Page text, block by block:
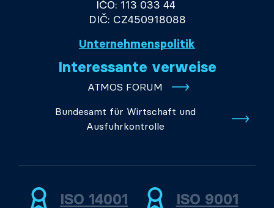
IČO: 113 033 44
DIČ: CZ450918088
Unternehmenspolitik
Interessante verweise
ATMOS FORUM
Bundesamt für Wirtschaft und
Ausfuhrkontrolle
ISO 14001 ISO 9001